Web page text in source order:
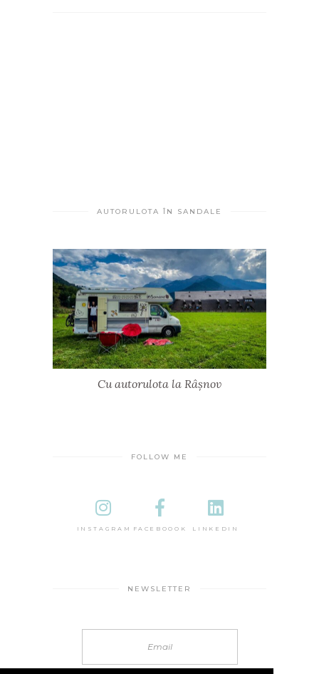
AUTORULOTA ÎN SANDALE
Cu autorulota la Râșnov
FOLLOW ME
INSTAGRAM FACEBOOOK LINKEDIN
NEWSLETTER